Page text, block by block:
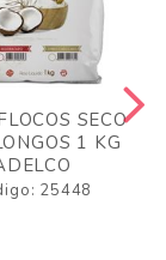
SECO
1 KG
25448